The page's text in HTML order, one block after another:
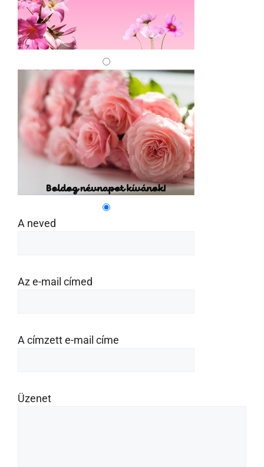
A neved
Az e-mail címed
A címzett e-mail címe
Üzenet